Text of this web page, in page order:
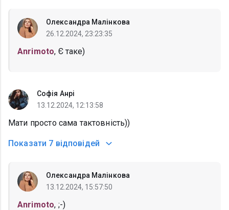
Олександра Малінкова
26.12.2024, 23:23:35
Anrimoto, Є таке)
Софія Анрі
13.12.2024, 12:13:58
Мати просто сама тактовність))
Показати 7 відповідей
Олександра Малінкова
13.12.2024, 15:57:50
Anrimoto, ;-)